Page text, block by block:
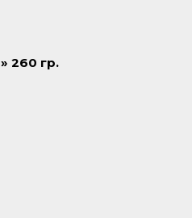
260 гр.